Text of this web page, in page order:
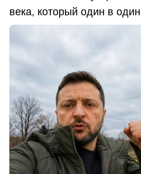
века, который один в